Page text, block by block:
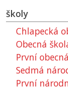
školy
Chlapecká
Obecná
První
Sedmá
První